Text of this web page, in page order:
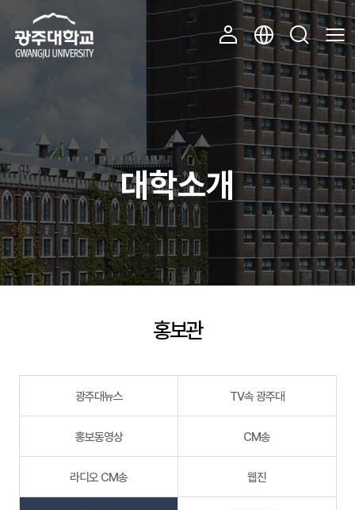
대학소개
홍보관
광주대뉴스 TV속 광주대
홍보동영상 CM송
라디오 CM송 웹진